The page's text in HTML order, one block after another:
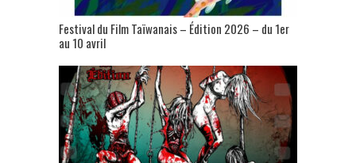
Festival du Film Taïwanais – Édition 2026 – du 1er
au 10 avril